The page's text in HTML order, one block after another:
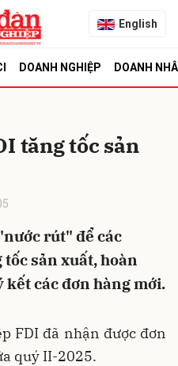
English
DOANH NGHIỆP DOANH
tăng tốc sản
rút" để các
sản xuất, hoàn
kết các đơn hàng mới.
FDI đã nhận được đơn
quý II-2025.
Hủy